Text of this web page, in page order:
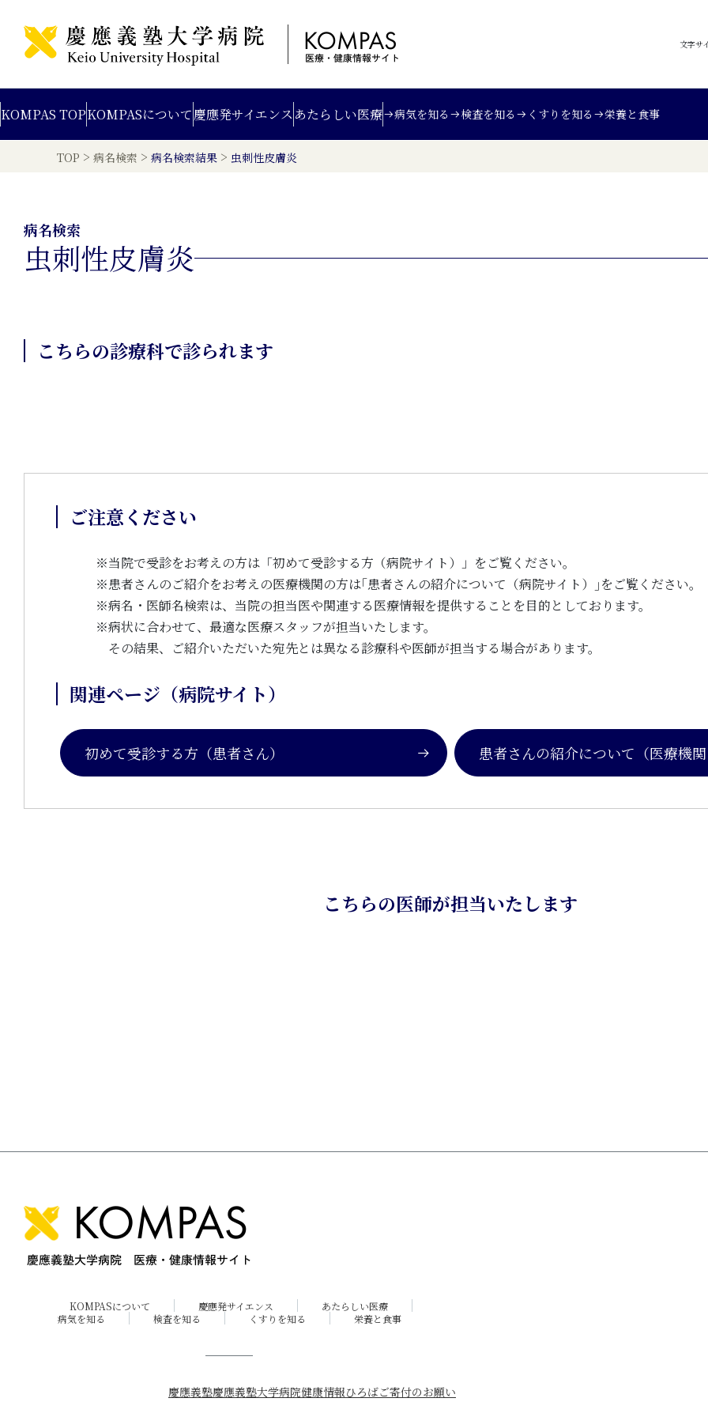
文字サ
KOMPAS TOPKOMPASについて慶應発サイエンス あたらしい医療 病気を知る 検査を知る くすりを知る 栄養と食事
TOP > 病名検索 > 病名検索結果 > 虫刺性皮膚炎
病名検索
虫刺性皮膚炎
こちらの診療科で診られます
ご注意ください
※当院で受診をお考えの方は「初めて受診する方（病院サイト）」をご覧ください。
※患者さんのご紹介をお考えの医療機関の方は｢患者さんの紹介について（病院サイト）｣をご覧ください。
※病名・医師名検索は、当院の担当医や関連する医療情報を提供することを目的としております。
※病状に合わせて、最適な医療スタッフが担当いたします。
その結果、ご紹介いただいた宛先とは異なる診療科や医師が担当する場合があります。
関連ページ（病院サイト）
初めて受診する方（患者さん） 患者さんの紹介について （医療機
こちらの医師が担当いたします
KOMPASについて 慶應発サイエンス
あたらしい医療
病気を知る
検査を知る くすりを知る 栄養と食事
慶應義塾慶應義塾大学病院健康情報ひろばご寄付のお願い